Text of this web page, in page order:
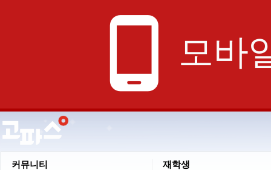
phone_android 모바
커뮤니티 재학생